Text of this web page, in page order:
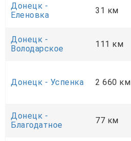
Донецк -
Еленовка
31 км
Донецк -
Володарское
111 км
Донецк - Успенка 2 660 км
Донецк -
Благодатное
77 км